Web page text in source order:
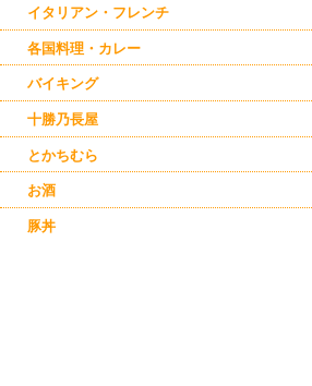
イタリアン・フレンチ
各国料理・カレー
バイキング
十勝乃長屋
とかちむら
お酒
豚丼